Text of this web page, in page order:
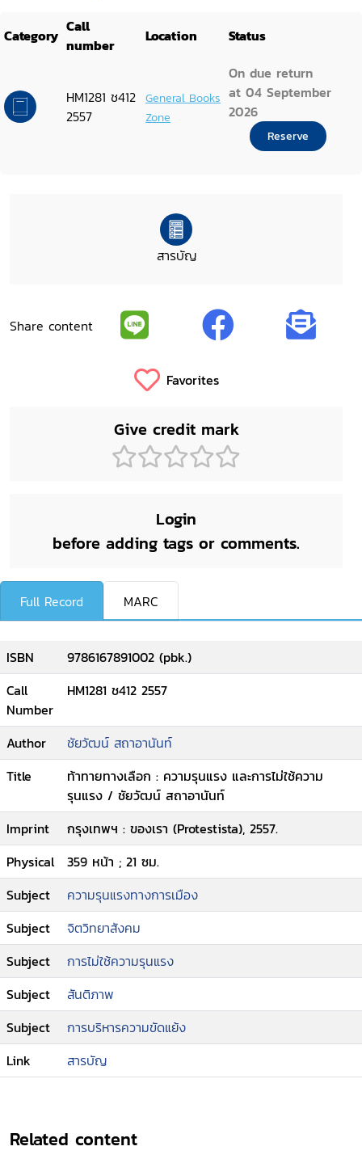
Category Call
number
Location Status
HM1281 ช412
2557
General Books
Zone
On due return
at 04 September
2026
Reserve
สารบัญ
Share content
Favorites
Give credit mark
Login
before adding tags or comments.
Full Record MARC
ISBN
9786167891002 (pbk.)
Call
Number
HM1281 ช412 2557
Author
ชัยวัฒน์ สถาอานันท์
Title
ท้าทายทางเลือก : ความรุนแรง และการไม่ใช้ความ
รุนแรง / ชัยวัฒน์ สถาอานันท์
Imprint
กรุงเทพฯ : ของเรา (Protestista), 2557.
Physical
359 หน้า ; 21 ซม.
Subject
ความรุนแรงทางการเมือง
Subject
จิตวิทยาสังคม
Subject
การไม่ใช้ความรุนแรง
Subject
สันติภาพ
Subject
การบริหารความขัดแย้ง
Link
สารบัญ
Related content